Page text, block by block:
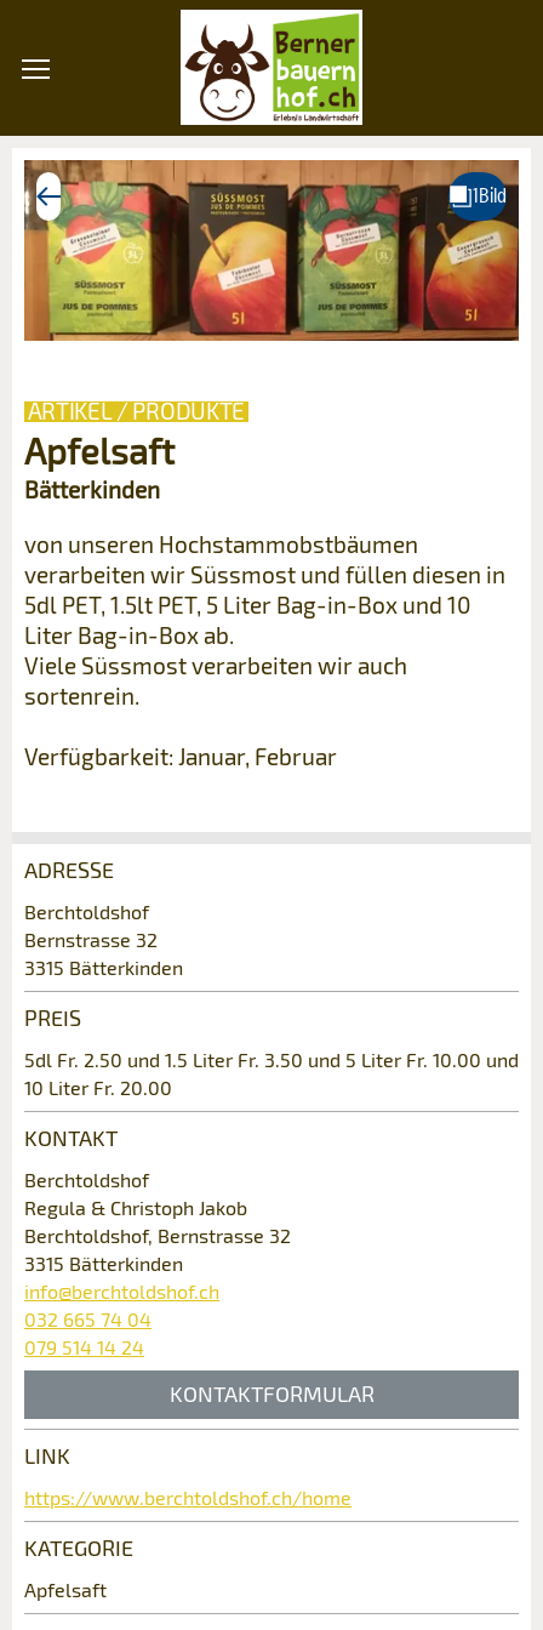
ARTIKEL / PRODUKTE
Apfelsaft
Bätterkinden
von unseren Hochstammobstbäumen
verarbeiten wir Süssmost und füllen diesen in
5dl PET, 1.5lt PET, 5 Liter Bag-in-Box und 10
Liter Bag-in-Box ab.
Viele Süssmost verarbeiten wir auch
sortenrein.
Verfügbarkeit: Januar, Februar
Anzeige beanstanden
Ihr Feedback wird sehr geschätzt!
Allgemeines Feedback
Anzeige nicht mehr gültig
Anzeige unvollständig
* Eingabe erforderlich
Zur Qualitätssicherung wird eine Kopie der E-Mail
Anzeige weiterempfehlen
Empfehlen Sie diese Anzeige an Freunde
weiter.
* Eingabe erforderlich
ANZEIGE WEITEREMPFEHLEN
Schliessen
ADRESSE
Berchtoldshof
Bernstrasse 32
3315 Bätterkinden
PREIS
5dl Fr. 2.50 und 1.5 Liter Fr. 3.50 und 5 Liter Fr. 10.00 und
10 Liter Fr. 20.00
KONTAKT
Berchtoldshof
Regula & Christoph Jakob
Berchtoldshof, Bernstrasse 32
3315 Bätterkinden
info@berchtoldshof.ch
032 665 74 04
079 514 14 24
KONTAKTFORMULAR
Kontakt
Verfassen Sie eine Nachricht für die
LINK
https://www.berchtoldshof.ch/home
KATEGORIE
Apfelsaft